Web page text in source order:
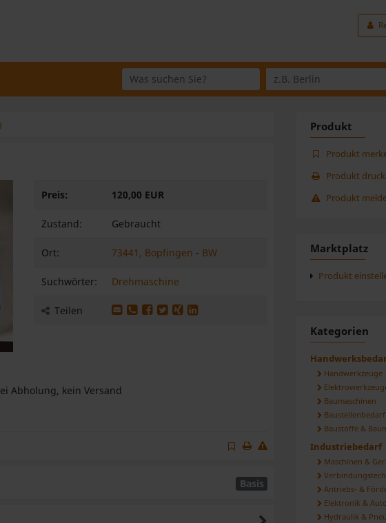
Was suchen Sie?
Wo suchen Sie?
Preis: 120,00 EUR
Zustand: Gebraucht
Ort: 73441, Bopfingen - BW
Suchwörter: Drehmaschine
Teilen Produkt per E-Mail weiterleiten
Produkt per WhatsApp weiterleiten
Produkt auf Facebook teilen
Produkt auf X teilen
Produkt auf XING teilen
Produkt auf LinkedIn teilen
Abholung, kein Versand
Basis
Produkt
Produkt
Produkt
Produkt
Marktplatz
Produkt
Kategorien
Handwerkzeuge
Baumaschinen
Baustellenbedarf
Baustoffe &
Industriebedarf
Maschinen &
Antriebs- &
Elektronik &
Hydraulik &